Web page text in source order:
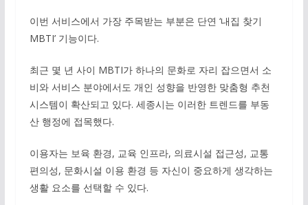
이번 서비스에서 가장 주목받는 부분은 단연 ‘내집 찾기
MBTI’ 기능이다.
최근 몇 년 사이 MBTI가 하나의 문화로 자리 잡으면서 소
비와 서비스 분야에서도 개인 성향을 반영한 맞춤형 추천
시스템이 확산되고 있다. 세종시는 이러한 트렌드를 부동
산 행정에 접목했다.
이용자는 보육 환경, 교육 인프라, 의료시설 접근성, 교통
편의성, 문화시설 이용 환경 등 자신이 중요하게 생각하는
생활 요소를 선택할 수 있다.